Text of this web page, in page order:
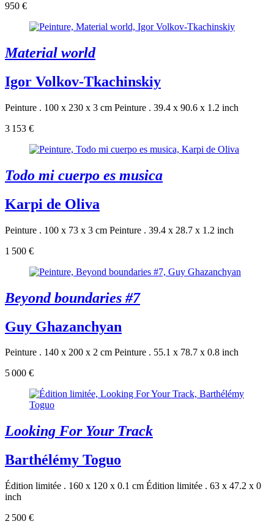
950 €
Material world
Igor Volkov-Tkachinskiy
Peinture . 100 x 230 x 3 cm Peinture . 39.4 x 90.6 x 1.2 inch
3 153 €
Todo mi cuerpo es musica
Karpi de Oliva
Peinture . 100 x 73 x 3 cm Peinture . 39.4 x 28.7 x 1.2 inch
1 500 €
Beyond boundaries #7
Guy Ghazanchyan
Peinture . 140 x 200 x 2 cm Peinture . 55.1 x 78.7 x 0.8 inch
5 000 €
Looking For Your Track
Barthélémy Toguo
Édition limitée . 160 x 120 x 0.1 cm Édition limitée . 63 x 47.2 x 0
inch
2 500 €